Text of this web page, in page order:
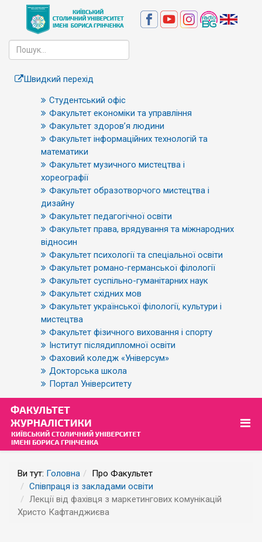
Швидкий перехід
Студентський офіс
Факультет економіки та управління
Факультет здоров’я людини
Факультет інформаційних технологій та
математики
Факультет музичного мистецтва і
хореографії
Факультет образотворчого мистецтва і
дизайну
Факультет педагогічної освіти
Факультет права, врядування та міжнародних
відносин
Факультет психології та спеціальної освіти
Факультет романо-германської філології
Факультет суспільно-гуманітарних наук
Факультет східних мов
Факультет української філології, культури і
мистецтва
Факультет фізичного виховання і спорту
Інститут післядипломної освіти
Фаховий коледж «Універсум»
Докторська школа
Портал Університету
Ви тут: Головна
Про Факультет
Співпраця із закладами освіти
Лекції від фахівця з маркетингових комунікацій
Христо Кафтанджиєва